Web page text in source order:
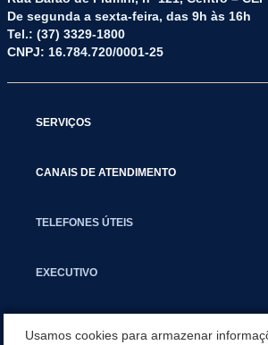
De segunda a sexta-feira, das 9h às 16h
Tel.: (37) 3329-1800
CNPJ: 16.784.720/0001-25
SERVIÇOS
CANAIS DE ATENDIMENTO
TELEFONES ÚTEIS
EXECUTIVO
Usamos cookies para armazenar